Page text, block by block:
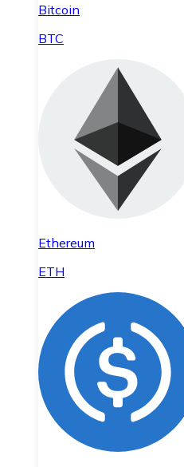
Bitcoin
BTC
Ethereum
ETH